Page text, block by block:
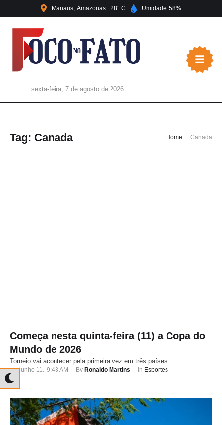
Manaus Amazonas 28 Umidade 58
sexta-feira, 7 de agosto de 2026
Tag: Canada Home Canada
Começa nesta quinta-feira (11) a Copa do
Mundo de 2026
Torneio vai acontecer pela primeira vez em três países
junho 11, 9:43 AM By Ronaldo Martins In Esportes